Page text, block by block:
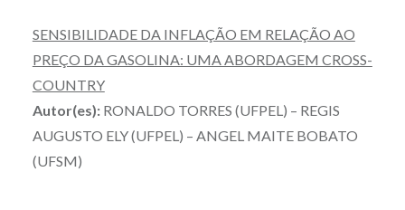
SENSIBILIDADE DA INFLAÇÃO EM RELAÇÃO AO
PREÇO DA GASOLINA: UMA ABORDAGEM CROSS-
COUNTRY
Autor(es):RONALDO TORRES (UFPEL) – REGIS
AUGUSTO ELY (UFPEL) – ANGEL MAITE BOBATO
(UFSM)